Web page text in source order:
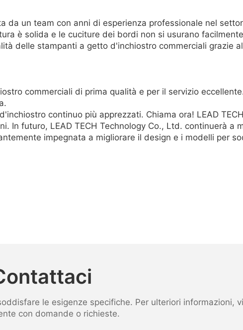
da un team con anni di esperienza professionale nel
è solida e le cuciture dei bordi non si usurano
delle stampanti a getto d'inchiostro commerciali grazie
commerciali di prima qualità e per il servizio
continuo più apprezzati. Chiama ora! LEAD
In futuro, LEAD TECH Technology Co., Ltd. continuerà a
impegnata a migliorare il design e i modelli per
le esigenze specifiche. Per ulteriori informazioni,
con domande o richieste.